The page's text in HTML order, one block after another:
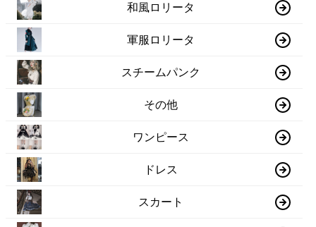
和風ロリータ
軍服ロリータ
スチームパンク
その他
ワンピース
ドレス
スカート